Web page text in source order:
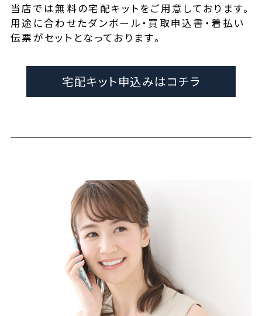
当店では無料の宅配キットをご用意しております。
用途に合わせたダンボール・買取申込書・着払い
伝票がセットとなっております。
宅配キット申込みはコチラ